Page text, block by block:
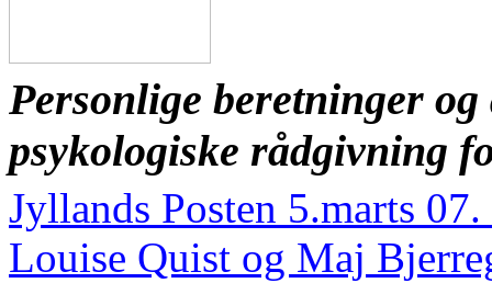
Personlige beretninger
psykologiske rådgivning
Jyllands Posten 5.marts
Louise Quist og Maj